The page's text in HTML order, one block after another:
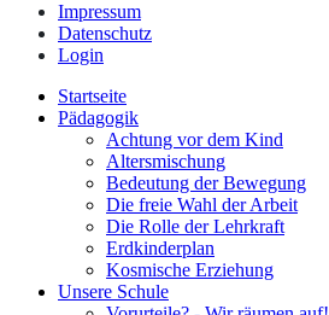
Impressum
Datenschutz
Login
Startseite
Pädagogik
Achtung vor dem Kind
Altersmischung
Bedeutung der Bewegung
Die freie Wahl der Arbeit
Die Rolle der Lehrkraft
Erdkinderplan
Kosmische Erziehung
Unsere Schule